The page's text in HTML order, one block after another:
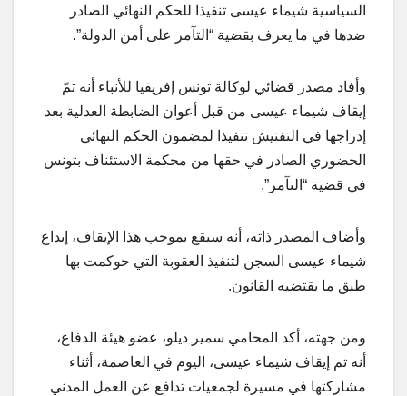
السياسية شيماء عيسى تنفيذا للحكم النهائي الصادر
ضدها في ما يعرف بقضية “التآمر على أمن الدولة”.
وأفاد مصدر قضائي لوكالة تونس إفريقيا للأنباء أنه تمّ
إيقاف شيماء عيسى من قبل أعوان الضابطة العدلية بعد
إدراجها في التفتيش تنفيذا لمضمون الحكم النهائي
الحضوري الصادر في حقها من محكمة الاستئناف بتونس
في قضية “التآمر”.
وأضاف المصدر ذاته، أنه سيقع بموجب هذا الإيقاف، إيداع
شيماء عيسى السجن لتنفيذ العقوبة التي حوكمت بها
طبق ما يقتضيه القانون.
ومن جهته، أكد المحامي سمير ديلو، عضو هيئة الدفاع،
أنه تم إيقاف شيماء عيسى، اليوم في العاصمة، أثناء
مشاركتها في مسيرة لجمعيات تدافع عن العمل المدني